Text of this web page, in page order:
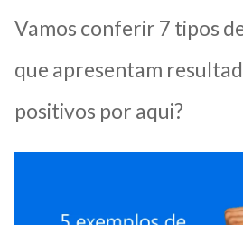
Vamos conferir 7 tipos
que apresentam
positivos por aqui?